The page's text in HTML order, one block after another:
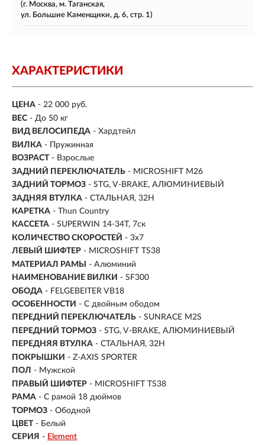
(г. Москва, м. Таганская,
ул. Большие Каменщики, д. 6, стр. 1)
ХАРАКТЕРИСТИКИ
ЦЕНА - 22 000 руб.
ВЕС - До 50 кг
ВИД ВЕЛОСИПЕДА - Хардтейл
ВИЛКА - Пружинная
ВОЗРАСТ - Взрослые
ЗАДНИЙ ПЕРЕКЛЮЧАТЕЛЬ - MICROSHIFT M26
ЗАДНИЙ ТОРМОЗ - STG, V-BRAKE, АЛЮМИНИЕВЫЙ
ЗАДНЯЯ ВТУЛКА - СТАЛЬНАЯ, 32H
КАРЕТКА - Thun Country
КАССЕТА - SUPERWIN 14-34T, 7ск
КОЛИЧЕСТВО СКОРОСТЕЙ - 3x7
ЛЕВЫЙ ШИФТЕР - MICROSHIFT TS38
МАТЕРИАЛ РАМЫ
- Алюминий
НАИМЕНОВАНИЕ ВИЛКИ - SF300
ОБОДА - FELGEBEITER VB18
ОСОБЕННОСТИ - С двойным ободом
ПЕРЕДНИЙ ПЕРЕКЛЮЧАТЕЛЬ - SUNRACE M2S
ПЕРЕДНИЙ ТОРМОЗ - STG, V-BRAKE, АЛЮМИНИЕВЫЙ
ПЕРЕДНЯЯ ВТУЛКА - СТАЛЬНАЯ, 32H
ПОКРЫШКИ - Z-AXIS SPORTER
ПОЛ - Мужской
ПРАВЫЙ ШИФТЕР - MICROSHIFT TS38
РАМА - С рамой 18 дюймов
ТОРМОЗ - Ободной
ЦВЕТ - Белый
СЕРИЯ - Element